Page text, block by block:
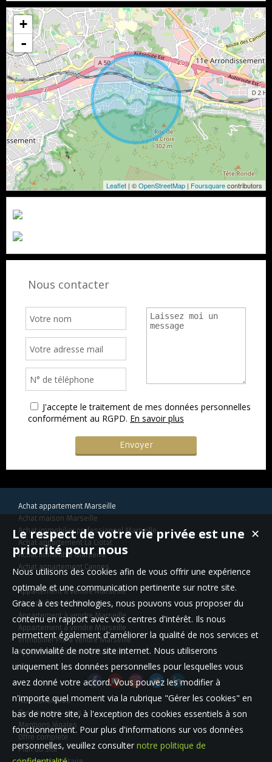
+
-
Leaflet | ©OpenStreetMap | Foursquarecontributors
Nous contacter
J'accepte le traitement de mes données personnelles
conformément au RGPD. En savoir plus
Achat appartement Marseille
Achat maison Marseille
Achat immobilier professionnel Marseille
Achat appartement La Ciotat
Achat immeuble Marseille
Achat appartement Cannes
Appartement à vendre Marseille
Maison à vendre Bandol
Appartement à vendre Marseille
Appartement à vendre Marseille
Immobilier Pro à vendre Marseille
Appartement à vendre Marseille
Nos Honoraires
Qui sommes-nous
Mentions légales
Offre complète
Plan du site
✕
Le respect de votre vie privée est une
priorité pour nous
Nous utilisons des cookies afin de vous offrir une expérience
optimale et une communication pertinente sur notre site.
Grace à ces technologies, nous pouvons vous proposer du
contenu en rapport avec vos centres d'intérêt. Ils nous
permettent également d'améliorer la qualité de nos services et
la convivialité de notre site internet. Nous utiliserons
uniquement les données personnelles pour lesquelles vous
avez donné votre accord. Vous pouvez les modifier à
n'importe quel moment via la rubrique "Gérer les cookies" en
bas de notre site, à l'exception des cookies essentiels à son
fonctionnement. Pour plus d'informations sur vos données
personnelles, veuillez consulter notre politique de